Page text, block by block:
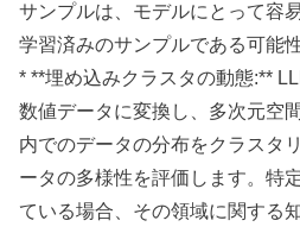
サンプルは、モデルにとって容
学習済みのサンプルである可能
* **埋め込みクラスタの動態:**
数値データに変換し、多次元空
内でのデータの分布をクラスタ
ータの多様性を評価します。特
ている場合、その領域に関する